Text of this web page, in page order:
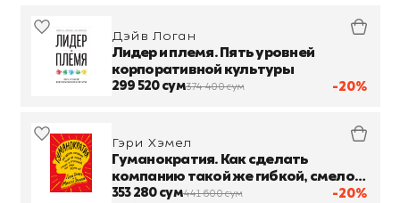
-20%
Дэйв Логан
Лидер и племя. Пять уровней
корпоративной культуры
299 520 сум374 400 сум
-20%
Гэри Хэмел
Гуманократия. Как сделать
компанию такой же гибкой, смелой
и креативной, как люди внутри нее
353 280 сум441 600 сум